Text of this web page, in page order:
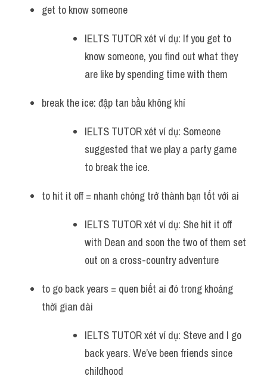
get to know someone
IELTS TUTOR xét ví dụ: If you get to
know someone, you find out what they
are like by spending time with them
break the ice: đập tan bầu không khí
IELTS TUTOR xét ví dụ: Someone
suggested that we play a party game
to break the ice.
to hit it off = nhanh chóng trở thành bạn tốt với ai
IELTS TUTOR xét ví dụ: She hit it off
with Dean and soon the two of them set
out on a cross-country adventure
to go back years = quen biết ai đó trong khoảng
thời gian dài
IELTS TUTOR xét ví dụ: Steve and I go
back years. We’ve been friends since
childhood